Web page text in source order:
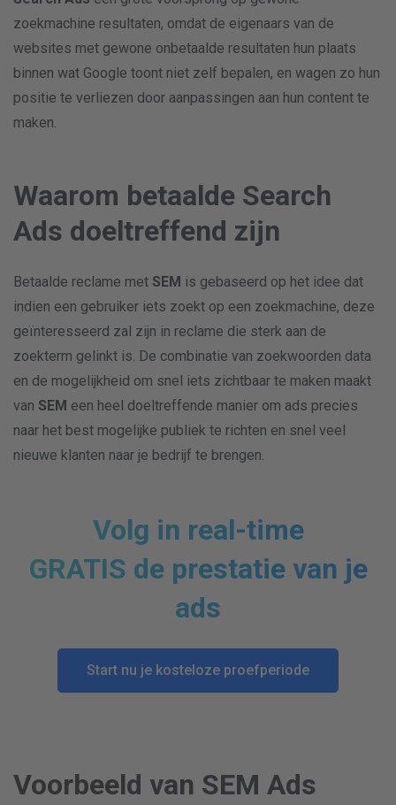
zoekmachine resultaten, omdat de eigenaars van de
websites met gewone onbetaalde resultaten hun plaats
binnen wat Google toont niet zelf bepalen, en wagen zo hun
positie te verliezen door aanpassingen aan hun content te
maken.
Waarom betaalde Search
Ads doeltreffend zijn
Betaalde reclame met SEM is gebaseerd op het idee dat
indien een gebruiker iets zoekt op een zoekmachine, deze
geïnteresseerd zal zijn in reclame die sterk aan de
zoekterm gelinkt is. De combinatie van zoekwoorden data
en de mogelijkheid om snel iets zichtbaar te maken maakt
van SEM een heel doeltreffende manier om ads precies
naar het best mogelijke publiek te richten en snel veel
nieuwe klanten naar je bedrijf te brengen.
Volg in real-time
GRATIS de prestatie van je
ads
Start nu je kosteloze proefperiode
Voorbeeld van SEM Ads